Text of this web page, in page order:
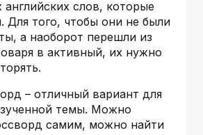
слов, которые
Для того, чтобы они не были
а наоборот перешли из
в активный, их нужно
– отличный вариант для
темы. Можно
самим, можно найти